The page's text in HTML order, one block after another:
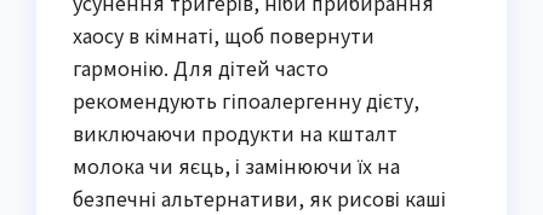
хаосу в кімнаті, щоб повернути
гармонію. Для дітей часто
рекомендують гіпоалергенну дієту,
виключаючи продукти на кшталт
молока чи яєць, і замінюючи їх на
безпечні альтернативи, як рисові каші